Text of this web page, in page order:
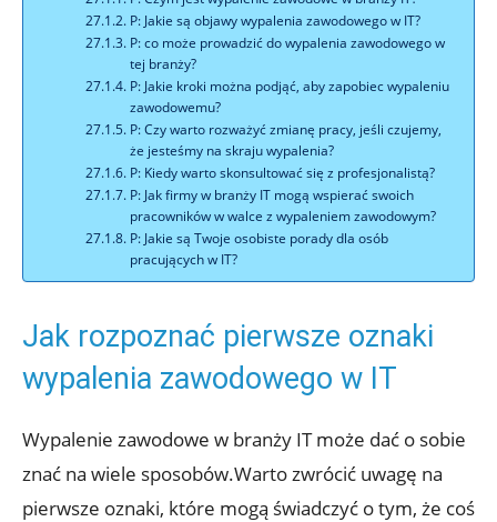
P: Jakie są objawy wypalenia zawodowego w IT?
P: co może prowadzić do wypalenia zawodowego w
tej branży?
P: Jakie kroki można podjąć, aby zapobiec wypaleniu
zawodowemu?
P: Czy warto rozważyć zmianę pracy, jeśli czujemy,
że jesteśmy na skraju wypalenia?
P: Kiedy warto skonsultować się z profesjonalistą?
P: Jak firmy w branży IT mogą wspierać swoich
pracowników w walce z wypaleniem zawodowym?
P: Jakie są Twoje osobiste porady dla osób
pracujących w IT?
Jak rozpoznać pierwsze oznaki
wypalenia zawodowego w IT
Wypalenie zawodowe w branży IT może dać o sobie
znać na wiele sposobów.Warto zwrócić uwagę na
pierwsze oznaki, które mogą świadczyć o tym, że coś